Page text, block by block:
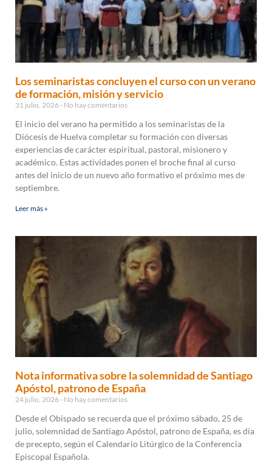
Los seminaristas concluyen el curso con un verano
de formación, misión y servicio
31 julio, 2026 No hay comentarios
El inicio del verano ha permitido a los seminaristas de la
Diócesis de Huelva completar su formación con diversas
experiencias de carácter espiritual, pastoral, misionero y
académico. Estas actividades ponen el broche final al curso
antes del inicio de un nuevo año formativo el próximo mes de
septiembre.
Leer más »
Nota informativa sobre la solemnidad de Santiago
Apóstol, patrono de España
24 julio, 2026 No hay comentarios
Desde el Obispado se recuerda que el próximo sábado, 25 de
julio, solemnidad de Santiago Apóstol, patrono de España, es día
de precepto, según el Calendario Litúrgico de la Conferencia
Episcopal Española.